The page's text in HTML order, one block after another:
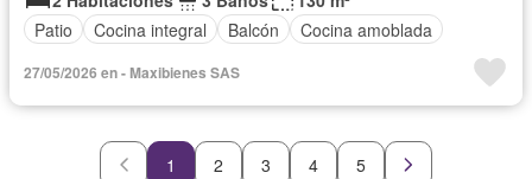
Patio
Cocina integral Balcón Cocina amoblada
27/05/2026 en - Maxibienes SAS
1 2 3 4 5